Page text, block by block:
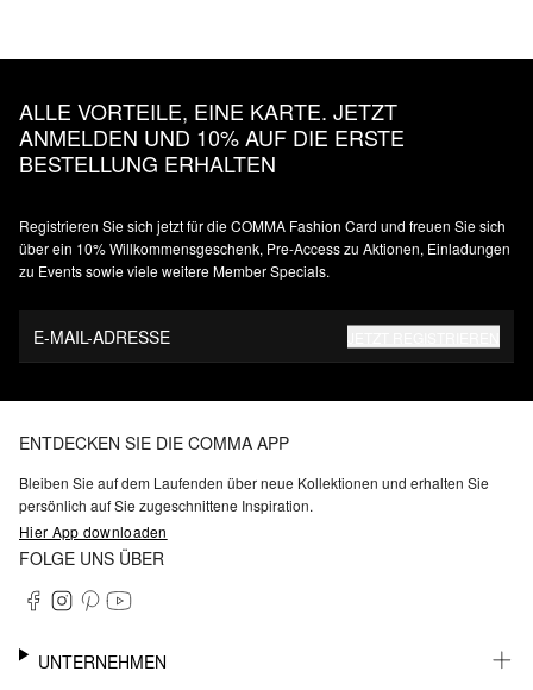
ALLE VORTEILE, EINE KARTE. JETZT
ANMELDEN UND 10% AUF DIE ERSTE
BESTELLUNG ERHALTEN
Registrieren Sie sich jetzt für die COMMA Fashion Card und freuen Sie sich
über ein 10% Willkommensgeschenk, Pre-Access zu Aktionen, Einladungen
zu Events sowie viele weitere Member Specials.
E-MAIL-ADRESSE
ENTDECKEN SIE DIE COMMA APP
Bleiben Sie auf dem Laufenden über neue Kollektionen und erhalten Sie
persönlich auf Sie zugeschnittene Inspiration.
Hier App downloaden
FOLGE UNS ÜBER
UNTERNEHMEN